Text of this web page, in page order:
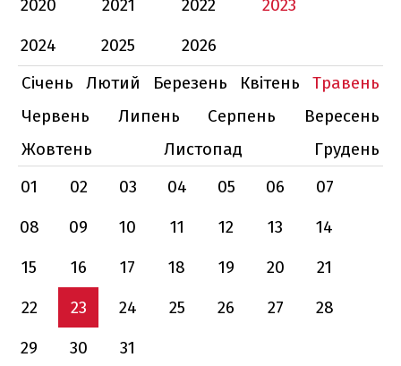
2020
2021 2022
2023
2024
2025
2026
Січень
Лютий Березень Квітень
Травень
Червень
Липень Серпень
Вересень
Жовтень
Листопад
Грудень
01
02 03 04 05 06
07
08
09 10 11 12 13
14
15
16 17 18 19 20
21
22
23 24 25 26 27
28
29
30 31